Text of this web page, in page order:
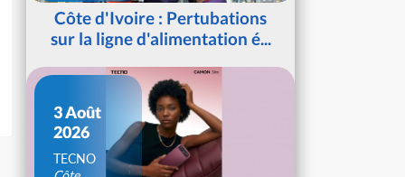
Côte d'Ivoire : Pertubations
sur la ligne d'alimentation é...
3 Août
2026
TECNO